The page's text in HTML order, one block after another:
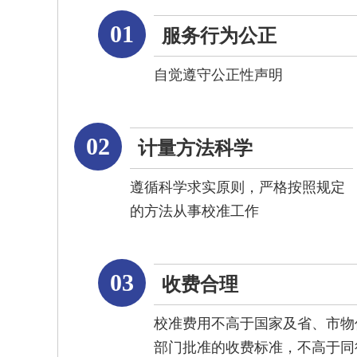
01 服务行为公正
自觉遵守公正性声明
02 计量方法科学
遵循科学求实原则，严格按照规定
的方法从事校准工作
03 收费合理
校准费用不高于国家及省、市
部门批准的收费标准，不高于